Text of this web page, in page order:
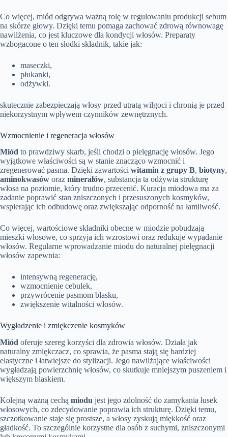
Co więcej, miód odgrywa ważną rolę w regulowaniu produkcji sebum
na skórze głowy. Dzięki temu pomaga zachować zdrową równowagę
nawilżenia, co jest kluczowe dla kondycji włosów. Preparaty
wzbogacone o ten słodki składnik, takie jak:
maseczki,
płukanki,
odżywki.
skutecznie zabezpieczają włosy przed utratą wilgoci i chronią je przed
niekorzystnym wpływem czynników zewnętrznych.
Wzmocnienie i regeneracja włosów
Miód to prawdziwy skarb, jeśli chodzi o pielęgnację włosów. Jego
wyjątkowe właściwości są w stanie znacząco wzmocnić i
zregenerować pasma. Dzięki zawartości witamin z grupy B, biotyny,
aminokwasów oraz minerałów, substancja ta odżywia strukturę
włosa na poziomie, który trudno przecenić. Kuracja miodowa ma za
zadanie poprawić stan zniszczonych i przesuszonych kosmyków,
wspierając ich odbudowę oraz zwiększając odporność na łamliwość.
Co więcej, wartościowe składniki obecne w miodzie pobudzają
mieszki włosowe, co sprzyja ich wzrostowi oraz redukuje wypadanie
włosów. Regularne wprowadzanie miodu do naturalnej pielęgnacji
włosów zapewnia:
intensywną regenerację,
wzmocnienie cebulek,
przywrócenie pasmom blasku,
zwiększenie witalności włosów.
Wygładzenie i zmiękczenie kosmyków
Miód oferuje szereg korzyści dla zdrowia włosów. Działa jak
naturalny zmiękczacz, co sprawia, że pasma stają się bardziej
elastyczne i łatwiejsze do stylizacji. Jego nawilżające właściwości
wygładzają powierzchnię włosów, co skutkuje mniejszym puszeniem i
większym blaskiem.
Kolejną ważną cechą miodu jest jego zdolność do zamykania łusek
włosowych, co zdecydowanie poprawia ich strukturę. Dzięki temu,
szczotkowanie staje się prostsze, a włosy zyskują miękkość oraz
gładkość. To szczególnie korzystne dla osób z suchymi, zniszczonymi